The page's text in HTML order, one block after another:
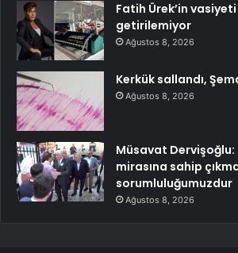
Fatih Ürek’in
getirilemiyor
Ağustos 8, 2026
Kerkük sallandı,
Ağustos 8, 2026
Müsavat Dervişoğlu:
mirasına sahip
sorumluluğumuzdur
Ağustos 8, 2026